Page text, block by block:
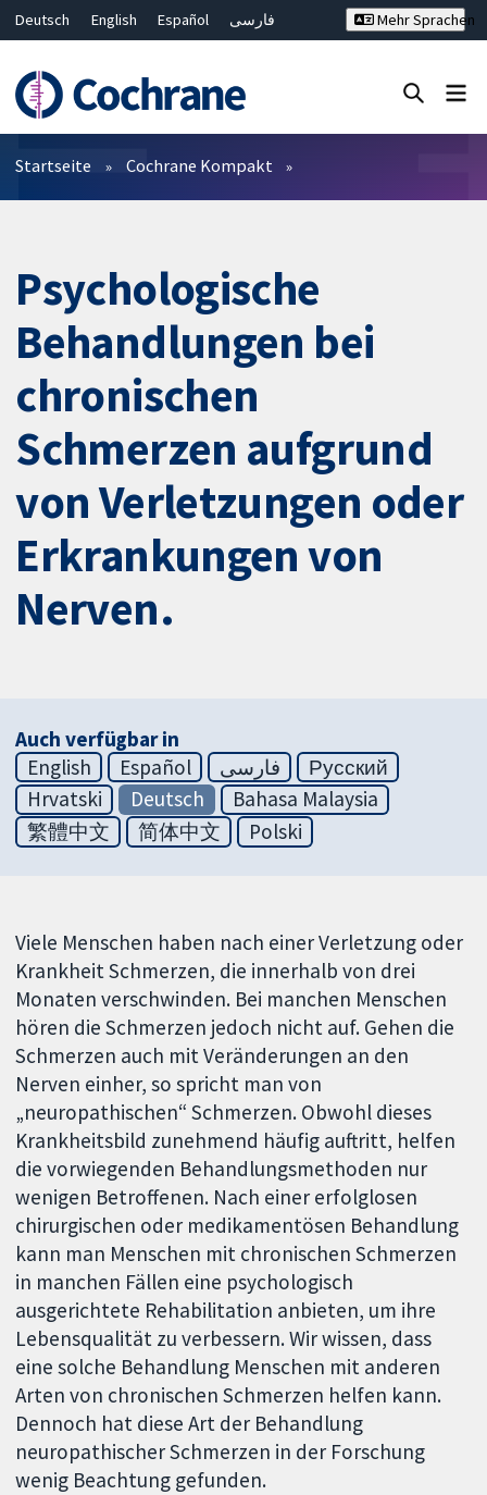
Deutsch English Español
فارسی
Bahasa Malaysia
ไทย
繁體中文
简体中文
Mehr Sprachen
Filter
Startseite Cochrane Kompakt
Psychologische
Behandlungen bei
chronischen
Schmerzen aufgrund
von Verletzungen oder
Erkrankungen von
Nerven.
Auch verfügbar in
English
Español فارسی
Русский
Hrvatski
Deutsch
Bahasa Malaysia
繁體中文
简体中文 Polski
Viele Menschen haben nach einer Verletzung oder
Krankheit Schmerzen, die innerhalb von drei
Monaten verschwinden. Bei manchen Menschen
hören die Schmerzen jedoch nicht auf. Gehen die
Schmerzen auch mit Veränderungen an den
Nerven einher, so spricht man von
„neuropathischen“ Schmerzen. Obwohl dieses
Krankheitsbild zunehmend häufig auftritt, helfen
die vorwiegenden Behandlungsmethoden nur
wenigen Betroffenen. Nach einer erfolglosen
chirurgischen oder medikamentösen Behandlung
kann man Menschen mit chronischen Schmerzen
in manchen Fällen eine psychologisch
ausgerichtete Rehabilitation anbieten, um ihre
Lebensqualität zu verbessern. Wir wissen, dass
eine solche Behandlung Menschen mit anderen
Arten von chronischen Schmerzen helfen kann.
Dennoch hat diese Art der Behandlung
neuropathischer Schmerzen in der Forschung
wenig Beachtung gefunden.